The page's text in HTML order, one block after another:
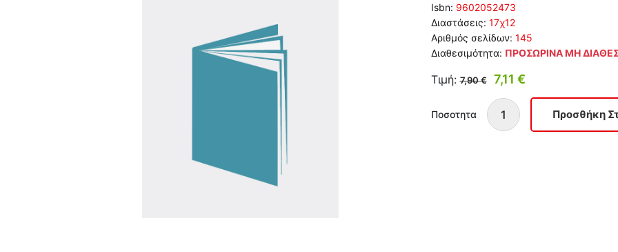
Isbn: 9602052473
Διαστάσεις: 17χ12
Αριθμός σελίδων: 145
Διαθεσιμότητα: ΠΡΟΣΩΡΙΝΑ ΜΗ
Τιμή:7,90 € 7,11 €
Ποσοτητα